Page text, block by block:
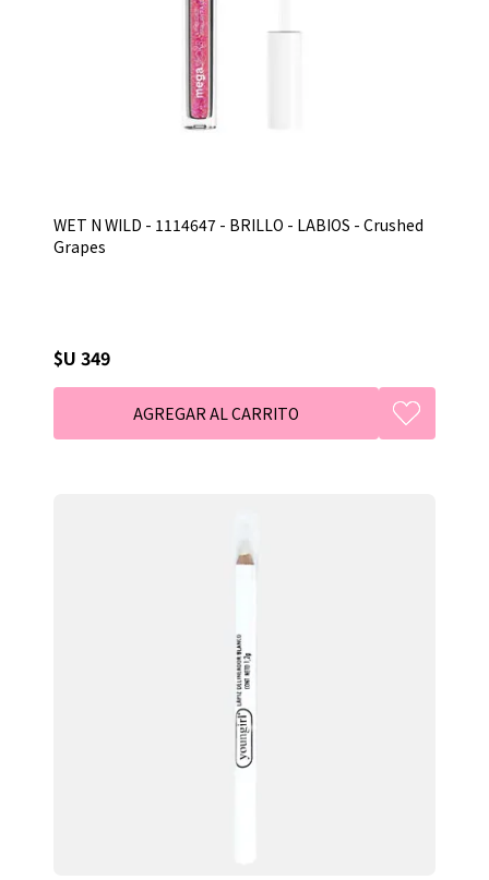
WET N WILD - 1114647 - BRILLO - LABIOS - Crushed
Grapes
$U 349